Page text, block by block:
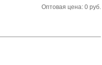
Оптовая цена: 0 руб.